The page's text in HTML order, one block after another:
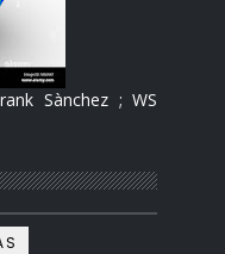
Sànchez ; WS